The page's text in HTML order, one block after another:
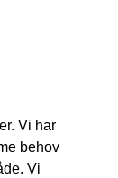
Vi har
behov
Vi